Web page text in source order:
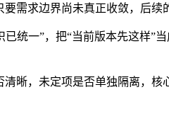
需求边界尚未真正收敛，后续
统一”，把“当前版本先这样
晰，未定项是否单独隔离，